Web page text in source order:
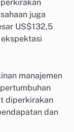
juga
US$132,5
manajemen
diperkirakan
dan